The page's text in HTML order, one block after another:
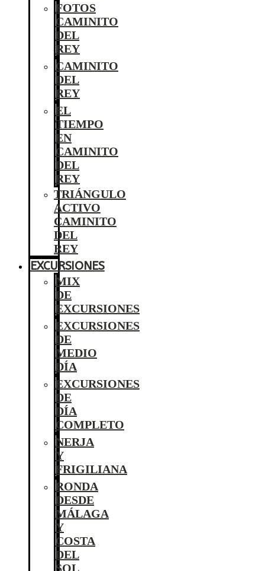
FOTOS
CAMINITO
DEL
REY
CAMINITO
DEL
REY
EL
TIEMPO
EN
CAMINITO
DEL
REY
TRIÁNGULO
ACTIVO
CAMINITO
DEL
REY
EXCURSIONES
MIX
DE
EXCURSIONES
EXCURSIONES
DE
MEDIO
DÍA
EXCURSIONES
DE
DÍA
COMPLETO
NERJA
Y
FRIGILIANA
RONDA
DESDE
MÁLAGA
Y
COSTA
DEL
SOL